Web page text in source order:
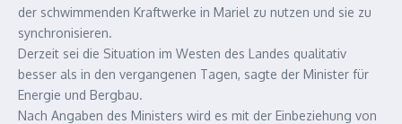
der schwimmenden Kraftwerke in Mariel zu nutzen und sie zu
synchronisieren.
Derzeit sei die Situation im Westen des Landes qualitativ
besser als in den vergangenen Tagen, sagte der Minister für
Energie und Bergbau.
Nach Angaben des Ministers wird es mit der Einbeziehung von